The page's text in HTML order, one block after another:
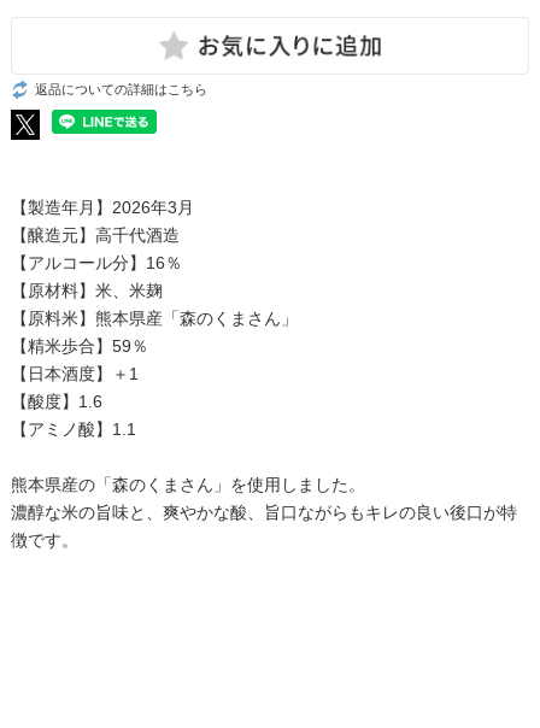
返品についての詳細はこちら
【製造年月】2026年3月
【醸造元】高千代酒造
【アルコール分】16％
【原材料】米、米麹
【原料米】熊本県産「森のくまさん」
【精米歩合】59％
【日本酒度】＋1
【酸度】1.6
【アミノ酸】1.1
熊本県産の「森のくまさん」を使用しました。
濃醇な米の旨味と、爽やかな酸、旨口ながらもキレの良い後口が特
徴です。